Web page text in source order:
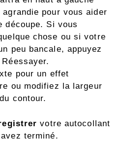
agrandie pour vous aider
découpe. Si vous
chose ou si votre
peu bancale, appuyez
pour un effet
ou modifiez la largeur
contour.
votre autocollant
terminé.